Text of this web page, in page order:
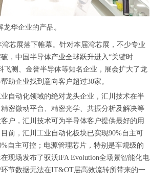
华企业的产品。
芯展落下帷幕。针对本届湾芯展，不少专业
，中国半导体产业全球跃升进入“关键时
测、金誉半导体等知名企业，展会扩大了龙
助企业找到意向客户超过30家。
自动化领域的绝对龙头企业，汇川技术在半
密微动平台、精密光学、共振分析及解决等
户，汇川技术可为半导体客户提供最好的用
前，汇川工业自动化板块已实现90%自主可
自主可控；电源管理芯片，特别是车规级的
现场发布了驭沃iFA Evolution全场景智能化电
节数据无法在IT&OT层高效流转所带来的一